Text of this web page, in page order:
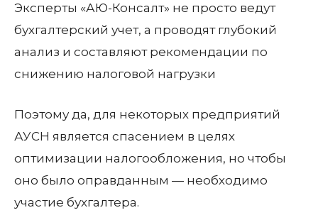
Эксперты «АЮ-Консалт» не просто ведут
бухгалтерский учет, а проводят глубокий
анализ и составляют рекомендации по
снижению налоговой нагрузки
Поэтому да, для некоторых предприятий
АУСН является спасением в целях
оптимизации налогообложения, но чтобы
оно было оправданным — необходимо
участие бухгалтера.